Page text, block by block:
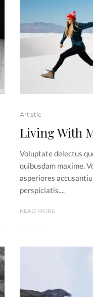
Artistic
Living With
Voluptate delectus
quibusdam maxime.
asperiores
perspiciatis....
READ MORE